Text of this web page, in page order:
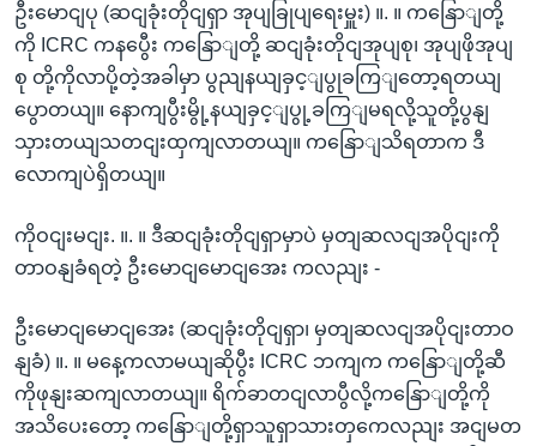
ဦးမောငျပု (ဆငျခုံးတိုငျရှာ အုပျခြုပျရေးမှူး) ။. ။ ကနြောျတို့
ကို ICRC ကနပွေီး ကနြောျတို့ ဆငျခုံးတိုငျအုပျစု၊ အုပျဖိုအုပျ
စု တို့ကိုလာပို့တဲ့အခါမှာ ပွညျနယျခှင့ျပွုခကြျတော့ရတယျ
ပွောတယျ။ နောကျပွီးမွို့နယျခှင့ျပွု့ခကြျမရလို့သူတို့ပွနျ
သှားတယျသတငျးထှကျလာတယျ။ ကနြောျသိရတာက ဒီ
လောကျပဲရှိတယျ။
ကိုဝငျးမငျး. ။. ။ ဒီဆငျခုံးတိုငျရှာမှာပဲ မှတျဆလငျအပိုငျးကို
တာဝနျခံရတဲ့ ဦးမောငျမောငျအေး ကလညျး -
ဦးမောငျမောငျအေး (ဆငျခုံးတိုငျရှာ၊ မှတျဆလငျအပိုငျးတာဝ
နျခံ) ။. ။ မနေ့ကလာမယျဆိုပွီး ICRC ဘကျက ကနြောျတို့ဆီ
ကိုဖုနျးဆကျလာတယျ။ ရိက်ခာတငျလာပွီလို့ကနြောျတို့ကို
အသိပေးတော့ ကနြောျတို့ရှာသူရှာသားတှကေလညျး အငျမတ